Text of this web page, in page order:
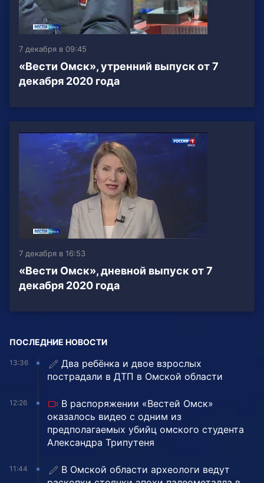
7 декабря в 09:45
«Вести Омск», утренний выпуск от 7
декабря 2020 года
7 декабря в 16:53
«Вести Омск», дневной выпуск от 7
декабря 2020 года
ПОСЛЕДНИЕ НОВОСТИ
13:36
Два ребёнка и двое взрослых
пострадали в ДТП в Омской области
12:26
В распоряжении «Вестей Омск»
оказалось видео с одним из
предполагаемых убийц омского студента
Александра Трипутеня
11:44
В Омской области археологи ведут